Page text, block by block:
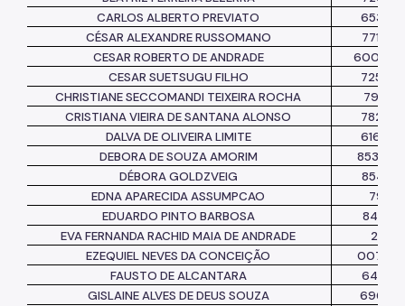
CARLOS ALBERTO PREVIATO
CÉSAR ALEXANDRE RUSSOMANO
CESAR ROBERTO DE ANDRADE
CESAR SUETSUGU FILHO
CHRISTIANE SECCOMANDI TEIXEIRA ROCHA
CRISTIANA VIEIRA DE SANTANA ALONSO
DALVA DE OLIVEIRA LIMITE
DEBORA DE SOUZA AMORIM
DÉBORA GOLDZVEIG
EDNA APARECIDA ASSUMPCAO
79651
EDUARDO PINTO BARBOSA
EVA FERNANDA RACHID MAIA DE ANDRADE
272-1
EZEQUIEL NEVES DA CONCEIÇÃO
FAUSTO DE ALCANTARA
GISLAINE ALVES DE DEUS SOUZA